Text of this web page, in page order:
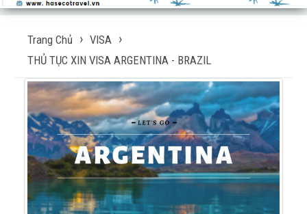
Trang Chủ
VISA
THỦ TỤC XIN VISA ARGENTINA - BRAZIL